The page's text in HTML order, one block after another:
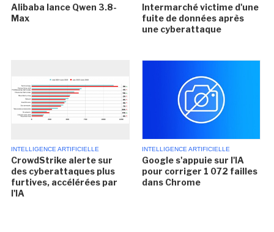
Alibaba lance Qwen 3.8-
Max
Intermarché victime d'une
fuite de données après
une cyberattaque
INTELLIGENCE ARTIFICIELLE
CrowdStrike alerte sur
des cyberattaques plus
furtives, accélérées par
l'IA
INTELLIGENCE ARTIFICIELLE
Google s'appuie sur l'IA
pour corriger 1 072 failles
dans Chrome